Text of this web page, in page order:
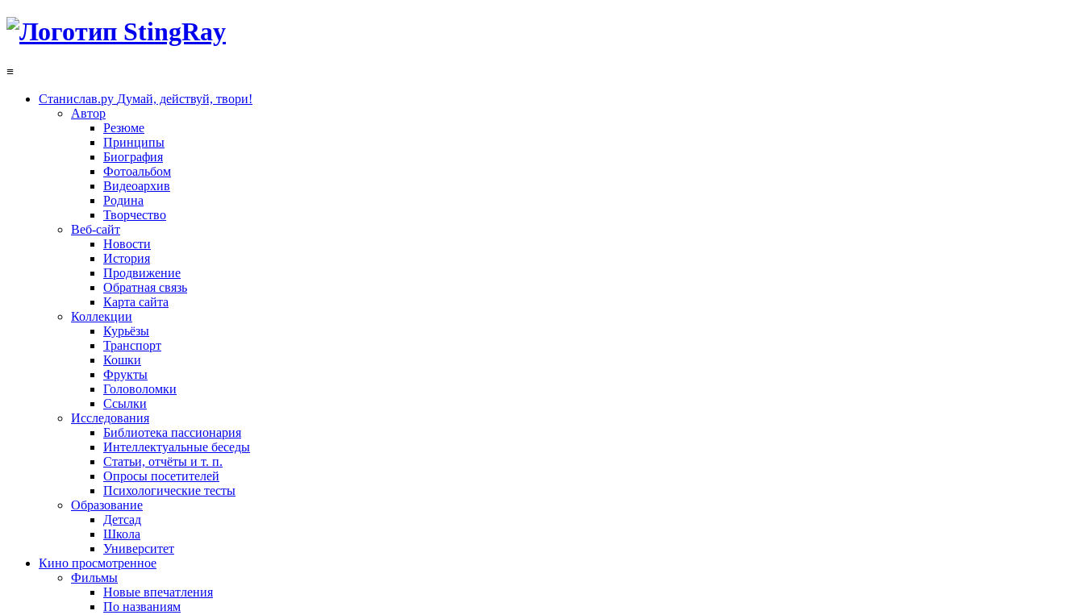
≡
Станислав.ру Думай, действуй, твори!
Автор
Резюме
Принципы
Биография
Фотоальбом
Видеоархив
Родина
Творчество
Веб-сайт
Новости
История
Продвижение
Обратная связь
Карта сайта
Коллекции
Курьёзы
Транспорт
Кошки
Фрукты
Головоломки
Ссылки
Исследования
Библиотека пассионария
Интеллектуальные беседы
Статьи, отчёты и т. п.
Опросы посетителей
Психологические тесты
Образование
Детсад
Школа
Университет
Кино просмотренное
Фильмы
Новые впечатления
По названиям